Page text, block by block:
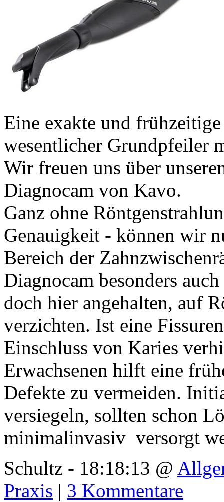
Eine exakte und
wesentlicher Grundpfeiler
Wir freuen uns über
Diagnocam von Kavo.
Ganz ohne
Genauigkeit - können wir
Bereich der
Diagnocam besonders
doch hier angehalten, auf
verzichten. Ist eine
Einschluss von Karies
Erwachsenen hilft eine
Defekte zu vermeiden.
versiegeln, sollten schon
minimalinvasiv versorgt
Schultz - 18:18:13 @
Praxis | 3 Kommentare